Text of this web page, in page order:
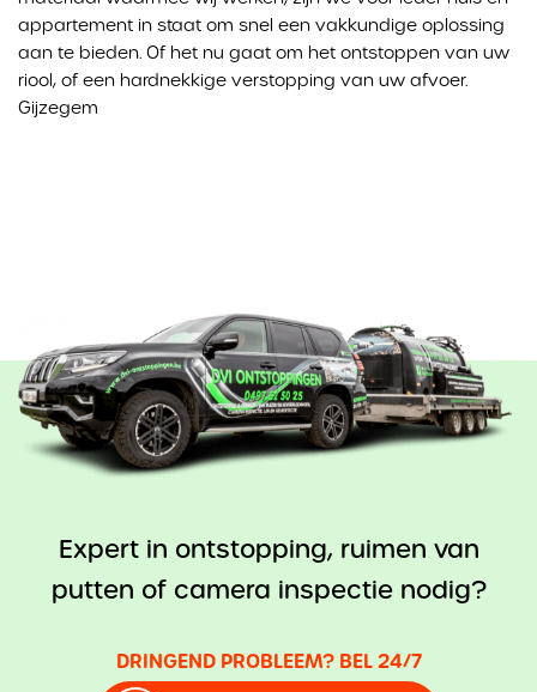
appartement in staat om snel een vakkundige oplossing
aan te bieden. Of het nu gaat om het ontstoppen van uw
riool, of een hardnekkige verstopping van uw afvoer.
Gijzegem
Expert in ontstopping, ruimen van
putten of camera inspectie nodig?
DRINGEND PROBLEEM? BEL 24/7
andere organisaties of adverteerders. Dit zijn
permanente cookies en bijna altijd van derden.